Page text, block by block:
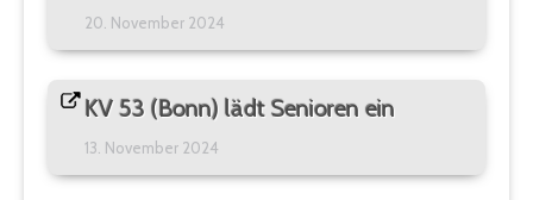
20. November 2024
KV 53 (Bonn) lädt Senioren ein
13. November 2024